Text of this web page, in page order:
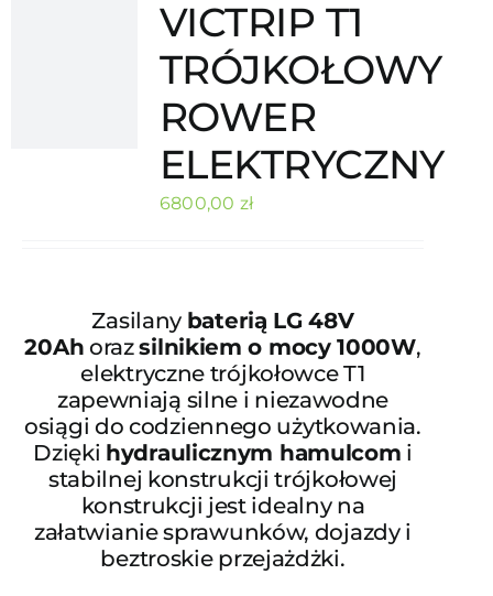
VICTRIP T1
TRÓJKOŁOWY
ROWER
ELEKTRYCZNY
6800,00 zł
Zasilany baterią LG 48V
20Ah orazsilnikiem o mocy 1000W,
elektryczne trójkołowce T1
zapewniają silne i niezawodne
osiągi do codziennego użytkowania.
Dzięki hydraulicznym hamulcom i
stabilnej konstrukcji trójkołowej
konstrukcji jest idealny na
załatwianie sprawunków, dojazdy i
beztroskie przejażdżki.